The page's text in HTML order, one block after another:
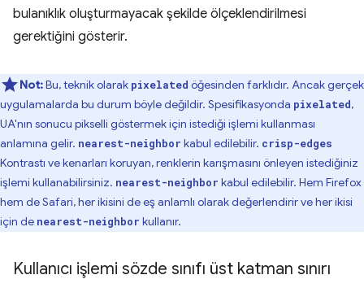
bulanıklık oluşturmayacak şekilde ölçeklendirilmesi
gerektiğini gösterir.
Not:Bu, teknik olarak pixelated öğesinden farklıdır. Ancak gerçek
uygulamalarda bu durum böyle değildir. Spesifikasyonda pixelated,
UA'nın sonucu pikselli göstermek için istediği işlemi kullanması
anlamına gelir. nearest-neighbor kabul edilebilir. crisp-edges
Kontrastı ve kenarları koruyan, renklerin karışmasını önleyen istediğiniz
işlemi kullanabilirsiniz. nearest-neighbor kabul edilebilir. Hem Firefox
hem de Safari, her ikisini de eş anlamlı olarak değerlendirir ve her ikisi
için de nearest-neighbor kullanır.
Kullanıcı işlemi sözde sınıfı üst katman sınırı